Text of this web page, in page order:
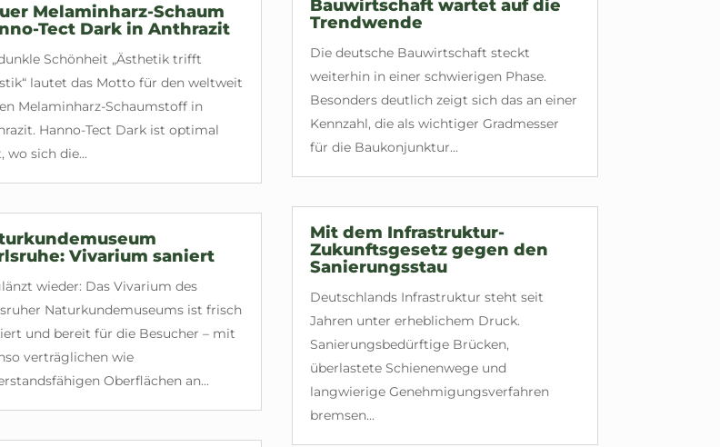
Melaminharz-Schaum
Tect Dark in Anthrazit
Schönheit „Ästhetik trifft
lautet das Motto für den weltweit
Melaminharz-Schaumstoff in
Hanno-Tect Dark ist optimal
wo sich die...
Vivarium saniert
wieder: Das Vivarium des
Naturkundemuseums ist frisch
und bereit für die Besucher – mit
verträglichen wie
Oberflächen an...
Bauwirtschaft wartet auf die
Trendwende
Die deutsche Bauwirtschaft steckt
weiterhin in einer schwierigen Phase.
Besonders deutlich zeigt sich das an einer
Kennzahl, die als wichtiger Gradmesser
für die Baukonjunktur...
Mit dem Infrastruktur-
Zukunftsgesetz gegen den
Sanierungsstau
Deutschlands Infrastruktur steht seit
Jahren unter erheblichem Druck.
Sanierungsbedürftige Brücken,
überlastete Schienenwege und
langwierige Genehmigungsverfahren
bremsen...